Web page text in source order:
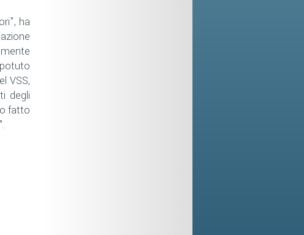
ha
VSS,
degli
fatto